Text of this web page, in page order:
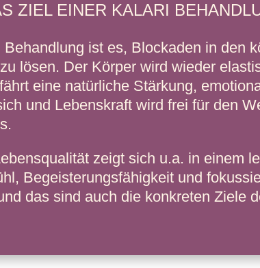
ZIEL EINER KALARI
ist es, Blockaden in den
lösen. Der Körper wird wieder
eine natürliche Stärkung,
und Lebenskraft wird frei für den
zeigt sich u.a. in einem
Begeisterungsfähigkeit und
das sind auch die konkreten Ziele